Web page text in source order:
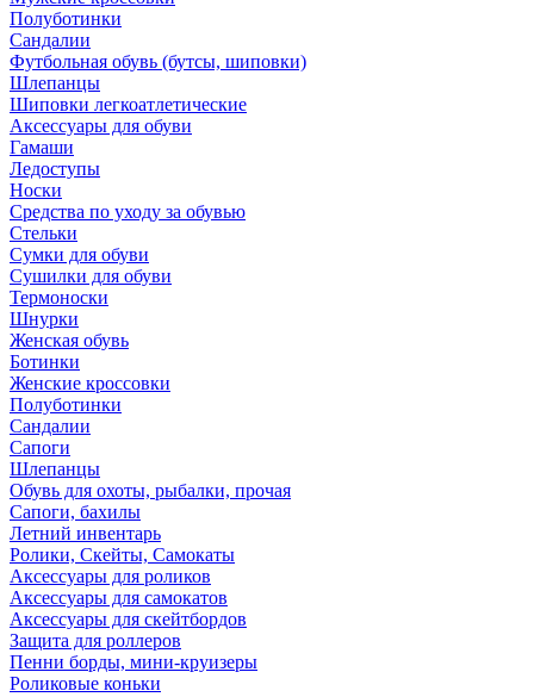
Полуботинки
Сандалии
Футбольная обувь (бутсы, шиповки)
Шлепанцы
Шиповки легкоатлетические
Аксессуары для обуви
Гамаши
Ледоступы
Носки
Средства по уходу за обувью
Стельки
Сумки для обуви
Сушилки для обуви
Термоноски
Шнурки
Женская обувь
Ботинки
Женские кроссовки
Полуботинки
Сандалии
Сапоги
Шлепанцы
Обувь для охоты, рыбалки, прочая
Сапоги, бахилы
Летний инвентарь
Ролики, Скейты, Самокаты
Аксессуары для роликов
Аксессуары для самокатов
Аксессуары для скейтбордов
Защита для роллеров
Пенни борды, мини-круизеры
Роликовые коньки